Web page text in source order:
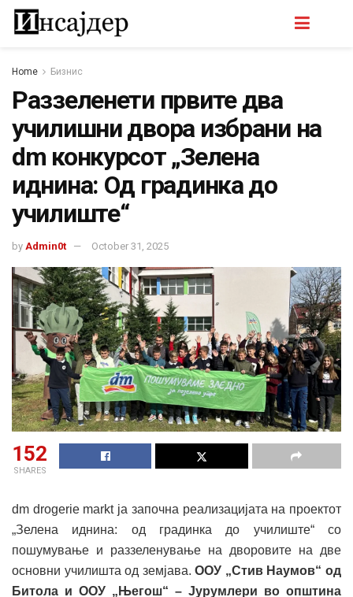
Home Бизнис
Раззеленети првите два
училишни двора избрани на
dm конкурсот „Зелена
иднина: Од градинка до
училиште“
by Admin0t October 31, 2025
152
SHARES
dm drogerie markt ја започна реализацијата на проектот
„Зелена иднина: од градинка до училиште“ со
пошумување и раззеленување на дворовите на две
основни училишта од земјава.ООУ „Стив Наумов“ од
Битола и ООУ „Његош“ – Јурумлери во општина